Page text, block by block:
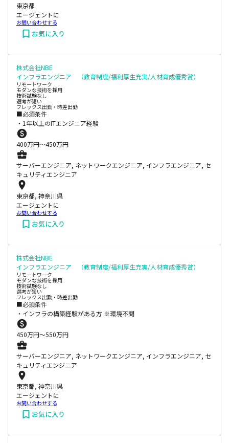
東京都
エージェントに
お問い合わせする
お気に入り
株式会社NBE
インフラエンジニア （教育制度/福利厚生充実/人材育成優秀賞）
リモートワーク
モダンな技術を採用
技術試験なし
選考が短い
フレックス出勤・時差出勤
■必須条件
・1年以上のITエンジニア経験
400万円〜450万円
サーバーエンジニア, ネットワークエンジニア, インフラエンジニア, セ
キュリティエンジニア
東京都, 神奈川県
エージェントに
お問い合わせする
お気に入り
株式会社NBE
インフラエンジニア （教育制度/福利厚生充実/人材育成優秀賞）
リモートワーク
モダンな技術を採用
技術試験なし
選考が短い
フレックス出勤・時差出勤
■必須条件
・インフラの構築経験がある方 ※環境不問
450万円〜550万円
サーバーエンジニア, ネットワークエンジニア, インフラエンジニア, セ
キュリティエンジニア
東京都, 神奈川県
エージェントに
お問い合わせする
お気に入り